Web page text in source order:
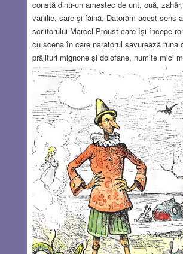
constă dintr-un amestec de unt, ouă,
vanilie, sare şi făină. Datorăm acest sens
scriitorului Marcel Proust care îşi începe
cu scena în care naratorul savurează “una
prăjituri mignone şi dolofane, numite mici
creează impresia că ar fi fost modelate în
a unei scoici.”
FEB 23, 2023